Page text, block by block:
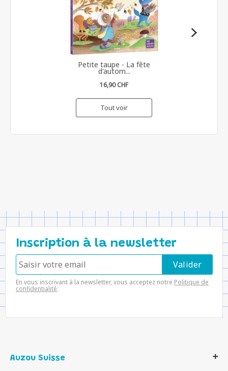
Petite taupe - La fête
d'autom...
16,90 CHF
Tout voir
Inscription à la newsletter
En vous inscrivant à la newsletter, vous acceptez notre Politique de
confidentialité.
Auzou Suisse